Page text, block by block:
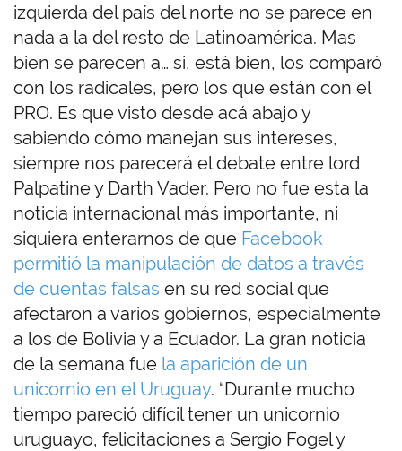
izquierda del país del norte no se parece en
nada a la del resto de Latinoamérica. Mas
bien se parecen a… si, está bien, los comparó
con los radicales, pero los que están con el
PRO. Es que visto desde acá abajo y
sabiendo cómo manejan sus intereses,
siempre nos parecerá el debate entre lord
Palpatine y Darth Vader. Pero no fue esta la
noticia internacional más importante, ni
siquiera enterarnos de que Facebook
permitió la manipulación de datos a través
de cuentas falsas en su red social que
afectaron a varios gobiernos, especialmente
a los de Bolivia y a Ecuador. La gran noticia
de la semana fue la aparición de un
unicornio en el Uruguay. “Durante mucho
tiempo pareció difícil tener un unicornio
uruguayo, felicitaciones a Sergio Fogel y